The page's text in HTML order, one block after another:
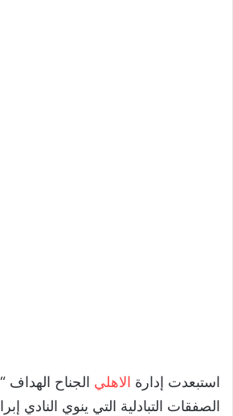
استبعدت إدارة الاهلي الجناح الهداف “
الصفقات التبادلية التي ينوي النادي